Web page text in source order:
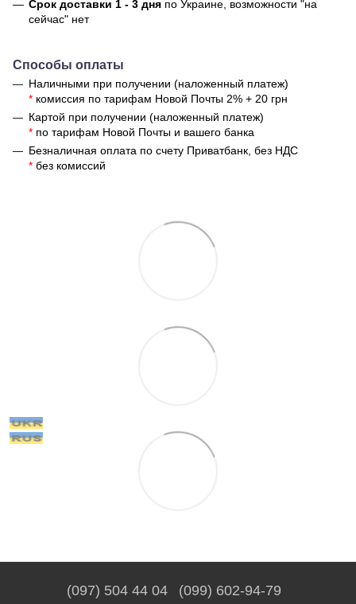
Срок доставки 1 - 3 дня по Украине, возможности "на
сейчас" нет
Способы оплаты
Наличными при получении (наложенный платеж)
* комиссия по тарифам Новой Почты 2% + 20 грн
Картой при получении (наложенный платеж)
* по тарифам Новой Почты и вашего банка
Безналичная оплата по счету Приватбанк, без НДС
* без комиссий
(097) 504 44 04 (099) 602-94-79